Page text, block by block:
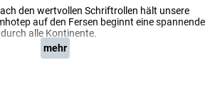
den wertvollen Schriftrollen hält unsere
auf den Fersen beginnt eine spannende
alle Kontinente.
mehr